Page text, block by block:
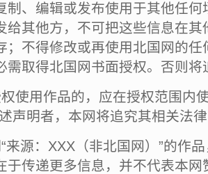
制、编辑或发布使用于其他任
给其他方，不可把这些信息在
；不得修改或再使用北国网的
需取得北国网书面授权。否则将
使用作品的，应在授权范围内
声明者，本网将追究其相关法
来源：XXX（非北国网）”的作
于传递更多信息，并不代表本